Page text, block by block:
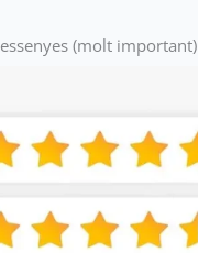
(molt important)